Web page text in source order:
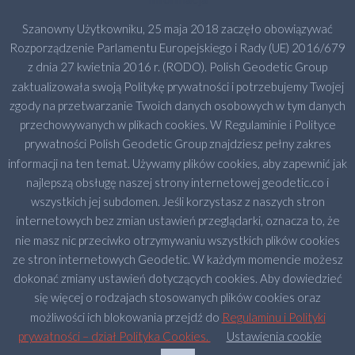
2023 Copyright © GEODETIC
Szanowny Użytkowniku, 25 maja 2018 zaczęło obowiązywać
Rozporządzenie Parlamentu Europejskiego i Rady (UE) 2016/679
z dnia 27 kwietnia 2016 r. (RODO). Polish Geodetic Group
zaktualizowała swoją Politykę prywatności i potrzebujemy Twojej
zgody na przetwarzanie Twoich danych osobowych w tym danych
przechowywanych w plikach cookies. W Regulaminie i Polityce
prywatności Polish Geodetic Group znajdziesz pełny zakres
informacji na ten temat. Używamy plików cookies, aby zapewnić jak
najlepszą obsługę naszej strony internetowej geodetic.co i
wszystkich jej subdomen. Jeśli korzystasz z naszych stron
internetowych bez zmian ustawień przeglądarki, oznacza to, że
nie masz nic przeciwko otrzymywaniu wszystkich plików cookies
ze stron internetowych Geodetic. W każdym momencie możesz
dokonać zmiany ustawień dotyczących cookies. Aby dowiedzieć
się więcej o rodzajach stosowanych plików cookies oraz
możliwości ich blokowania przejdź do Regulaminu i Polityki
prywatności – dział Polityka Cookies.
Ustawienia cookie